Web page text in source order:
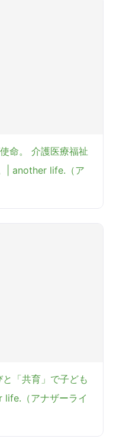
命。 介護医療福祉
| another life.（ア
「共育」で子ども
life.（アナザーライ